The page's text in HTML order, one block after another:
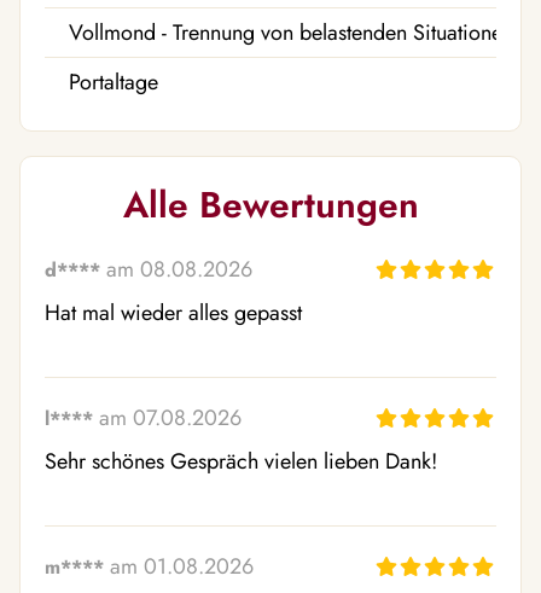
Vollmond - Trennung von belastenden Situationen
Portaltage
Alle Bewertungen
d**** am 08.08.2026
Hat mal wieder alles gepasst
l**** am 07.08.2026
Sehr schönes Gespräch vielen lieben Dank!
m**** am 01.08.2026